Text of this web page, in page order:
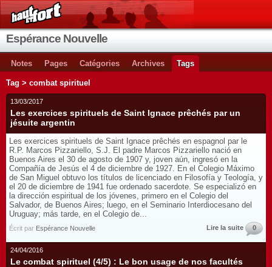
Espérance Nouvelle
Notes Pages Catégories Archives Tags
Tag > combat spirituel
13/03/2017
Les exercices spirituels de Saint Ignace prêchés par un
jésuite argentin
Les exercices spirituels de Saint Ignace prêchés en espagnol par le
R.P. Marcos Pizzariello, S.J. El padre Marcos Pizzariello nació en
Buenos Aires el 30 de agosto de 1907 y, joven aún, ingresó en la
Compañía de Jesús el 4 de diciembre de 1927. En el Colegio Máximo
de San Miguel obtuvo los títulos de licenciado en Filosofía y Teología, y
el 20 de diciembre de 1941 fue ordenado sacerdote. Se especializó en
la dirección espiritual de los jóvenes, primero en el Colegio del
Salvador, de Buenos Aires; luego, en el Seminario Interdiocesano del
Uruguay; más tarde, en el Colegio de...
Écrit par Espérance Nouvelle Lire la suite 0
24/04/2016
Le combat spirituel (4/5) : Le bon usage de nos facultés